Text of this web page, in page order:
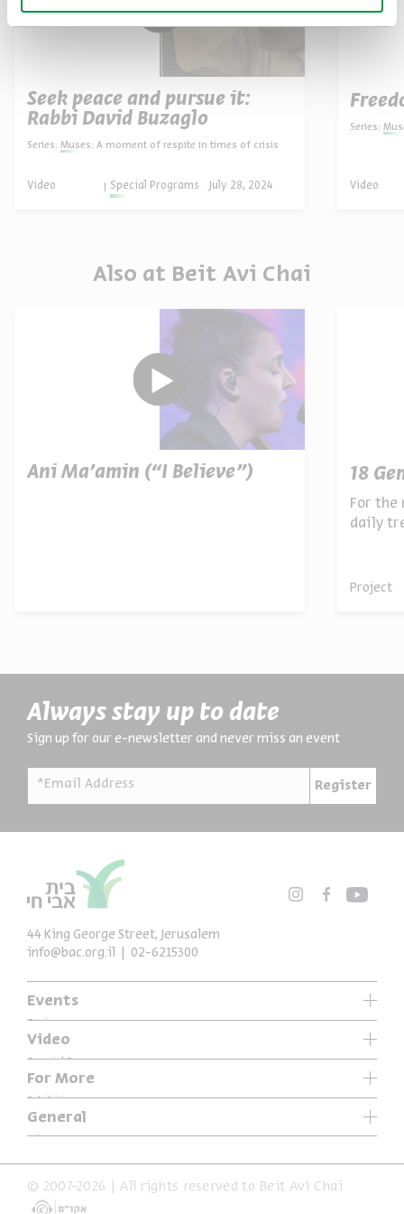
Seek peace and pursue it:
Rabbi David Buzaglo
Series: Muses: A moment of respite in times of crisis
Special Programs
Video July 28, 2024
Series:
Video
Also at Beit Avi Chai
Ani Ma’amin (“I Believe”) 18
For the
daily
Project
Always stay up to date
Sign up for our e-newsletter and never miss an event
*Email Address Register
Events
Video
For More
General
Accessibility Declaration
Terms of Usage & Privacy
44 King George Street, Jerusalem
info@bac.org.il
02-6215300
© 2007-2026 | All rights reserved to Beit Avi Chai